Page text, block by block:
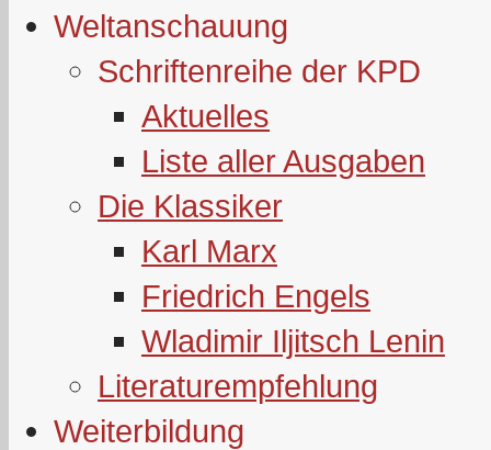
Weltanschauung
Schriftenreihe der KPD
Aktuelles
Liste aller Ausgaben
Die Klassiker
Karl Marx
Friedrich Engels
Wladimir Iljitsch Lenin
Literaturempfehlung
Weiterbildung